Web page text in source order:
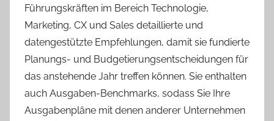
Führungskräften im Bereich Technologie,
Marketing, CX und Sales detaillierte und
datengestützte Empfehlungen, damit sie fundierte
Planungs- und Budgetierungsentscheidungen für
das anstehende Jahr treffen können. Sie enthalten
auch Ausgaben-Benchmarks, sodass Sie Ihre
Ausgabenpläne mit denen anderer Unternehmen